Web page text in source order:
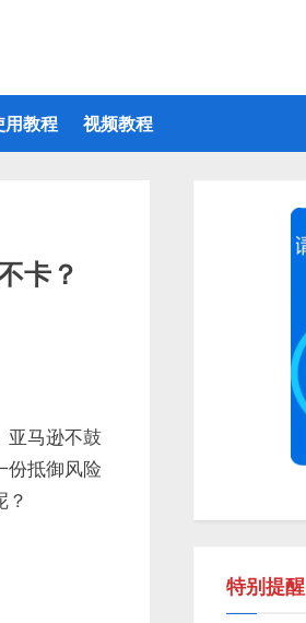
用教程 视频教程
卡？
亚马逊不鼓
份抵御风险
？
特别提醒